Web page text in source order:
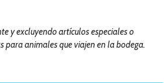
y excluyendo artículos especiales o
para animales que viajen en la bodega.